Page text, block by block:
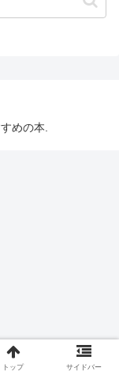
めの本.
トップ サイドバー